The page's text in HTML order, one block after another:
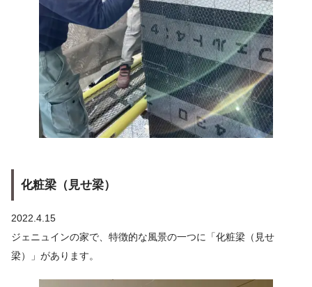
化粧梁（見せ梁）
2022.4.15
ジェニュインの家で、特徴的な風景の一つに「化粧梁（見せ
梁）」があります。